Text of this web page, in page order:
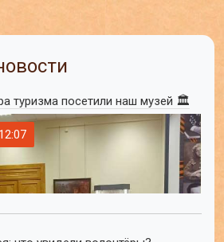
туризма посетили наш музей 🏛